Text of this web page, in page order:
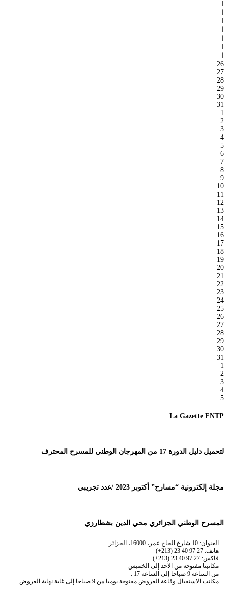
26
27
28
29
30
31
1
2
3
4
5
6
7
8
9
10
11
12
13
14
15
16
17
18
19
20
21
22
23
24
25
26
27
28
29
30
31
1
2
3
4
5
La Gazette FNTP
لتحميل دليل الدورة 17 من المهرجان الوطني للمسرح المحترف
مجلة إلكترونية “مسارح” أكتوبر 2023 /عدد تجريبي
المسرح الوطني الجزائري محي الدين بشطارزي
العنوان: 10 شارع الحاج عمر، 16000، الجزائر
هاتف: 27 97 40 23 (213+)
فاكس: 27 97 40 23 (213+)
مكاتبنا مفتوحة من الاحد إلى الخميس
من الساعة 9 صباحا إلى الساعة 17 .
مكاتب الاستقبال وقاعة العروض مفتوحة يوميا من 9 صباحا إلى غاية نهاية العروض.